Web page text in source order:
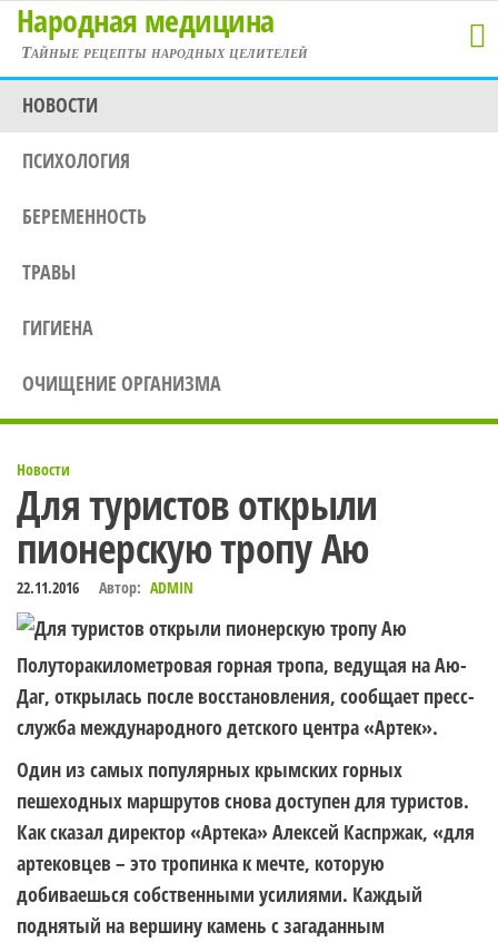
Перейти
содержимому
Народная медицина
Тайные рецепты народных целителей
НОВОСТИ
ПСИХОЛОГИЯ
БЕРЕМЕННОСТЬ
ТРАВЫ
ГИГИЕНА
ОЧИЩЕНИЕ ОРГАНИЗМА
Новости
Для туристов открыли
пионерскую тропу Аю
22.11.2016 Автор: ADMIN
Полуторакилометровая горная тропа, ведущая на Аю-
Даг, открылась после восстановления, сообщает пресс-
служба международного детского центра «Артек».
Один из самых популярных крымских горных
пешеходных маршрутов снова доступен для туристов.
Как сказал директор «Артека» Алексей Каспржак, «для
артековцев – это тропинка к мечте, которую
добиваешься собственными усилиями. Каждый
поднятый на вершину камень с загаданным